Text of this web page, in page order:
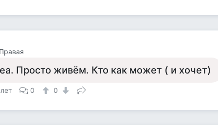
Просто живём. Кто как может ( и хочет)
0 0